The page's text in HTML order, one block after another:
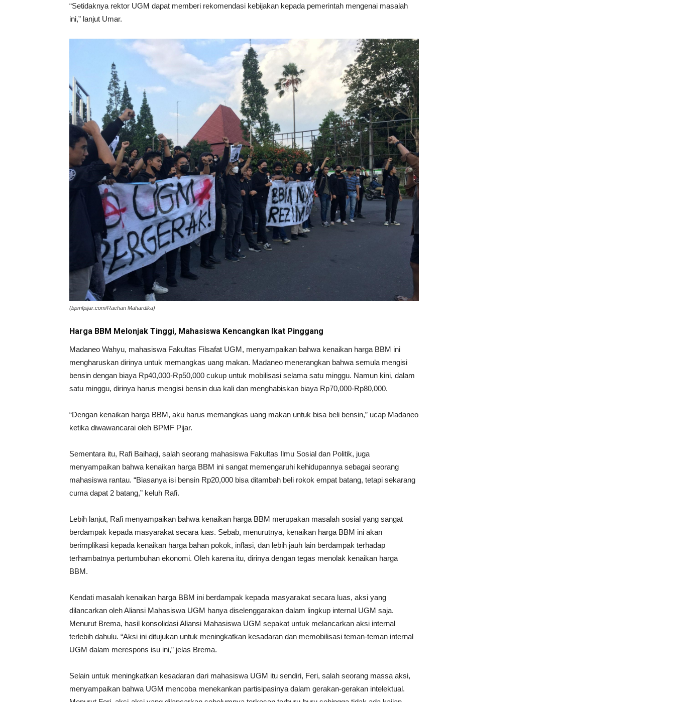
“Setidaknya rektor UGM dapat memberi rekomendasi kebijakan kepada pemerintah mengenai masalah
ini,” lanjut Umar.
(bpmfpijar.com/Raehan Mahardika)
Harga BBM Melonjak Tinggi, Mahasiswa Kencangkan Ikat Pinggang
Madaneo Wahyu, mahasiswa Fakultas Filsafat UGM, menyampaikan bahwa kenaikan harga BBM ini
mengharuskan dirinya untuk memangkas uang makan. Madaneo menerangkan bahwa semula mengisi
bensin dengan biaya Rp40,000-Rp50,000 cukup untuk mobilisasi selama satu minggu. Namun kini, dalam
satu minggu, dirinya harus mengisi bensin dua kali dan menghabiskan biaya Rp70,000-Rp80,000.
“Dengan kenaikan harga BBM, aku harus memangkas uang makan untuk bisa beli bensin,” ucap Madaneo
ketika diwawancarai oleh BPMF Pijar.
Sementara itu, Rafi Baihaqi, salah seorang mahasiswa Fakultas Ilmu Sosial dan Politik, juga
menyampaikan bahwa kenaikan harga BBM ini sangat memengaruhi kehidupannya sebagai seorang
mahasiswa rantau. “Biasanya isi bensin Rp20,000 bisa ditambah beli rokok empat batang, tetapi sekarang
cuma dapat 2 batang,” keluh Rafi.
Lebih lanjut, Rafi menyampaikan bahwa kenaikan harga BBM merupakan masalah sosial yang sangat
berdampak kepada masyarakat secara luas. Sebab, menurutnya, kenaikan harga BBM ini akan
berimplikasi kepada kenaikan harga bahan pokok, inflasi, dan lebih jauh lain berdampak terhadap
terhambatnya pertumbuhan ekonomi. Oleh karena itu, dirinya dengan tegas menolak kenaikan harga
BBM.
Kendati masalah kenaikan harga BBM ini berdampak kepada masyarakat secara luas, aksi yang
dilancarkan oleh Aliansi Mahasiswa UGM hanya diselenggarakan dalam lingkup internal UGM saja.
Menurut Brema, hasil konsolidasi Aliansi Mahasiswa UGM sepakat untuk melancarkan aksi internal
terlebih dahulu. “Aksi ini ditujukan untuk meningkatkan kesadaran dan memobilisasi teman-teman internal
UGM dalam merespons isu ini,” jelas Brema.
Selain untuk meningkatkan kesadaran dari mahasiswa UGM itu sendiri, Feri, salah seorang massa aksi,
menyampaikan bahwa UGM mencoba menekankan partisipasinya dalam gerakan-gerakan intelektual.